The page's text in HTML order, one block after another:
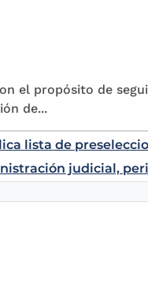
el propósito de
de...
lista de
judicial,